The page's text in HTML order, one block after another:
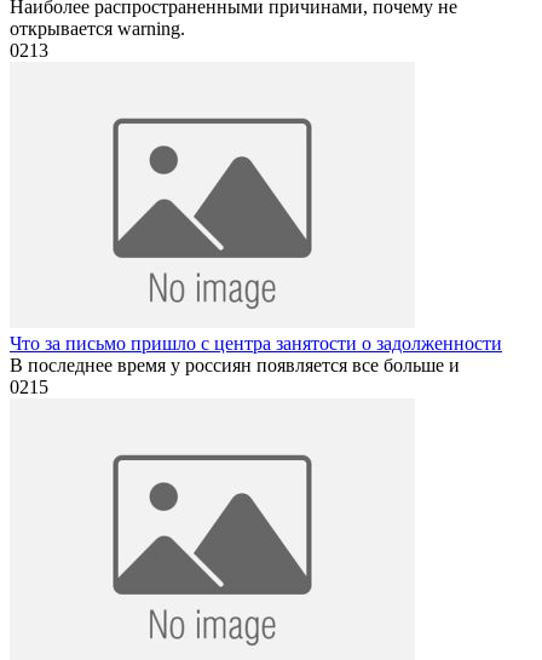
Наиболее распространенными причинами, почему не
открывается warning.
0213
Что за письмо пришло с центра занятости о задолженности
В последнее время у россиян появляется все больше и
0215